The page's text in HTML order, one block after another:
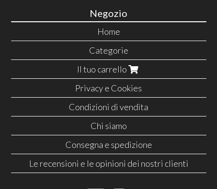
Negozio
Home
Categorie
Il tuo carrello
Privacy e Cookies
Condizioni di vendita
Chi siamo
Consegna e spedizione
Le recensioni e le opinioni dei nostri clienti